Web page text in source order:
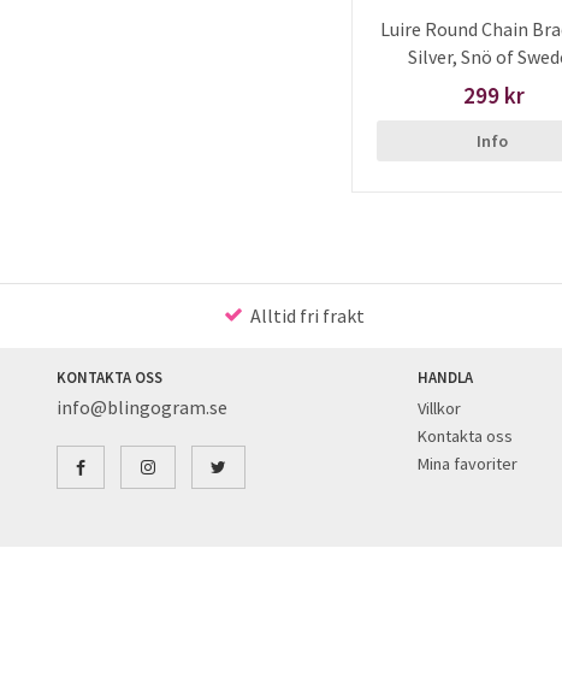
Luire Round Chain
Silver, Snö of
299 kr
Info
Alltid fri frakt
KONTAKTA OSS
info@blingogram.se
HANDLA
Villkor
Kontakta oss
Mina favoriter